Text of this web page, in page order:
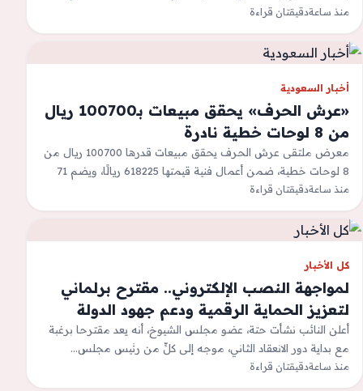
أراضي أملاك الدولة…
منذ ساعةدقيقتان قراءة
أخبار السعودية
«عرش الحرف» يحقق مبيعات بـ100700 ريال
من 8 لوحات خطية نادرة
معرض ملتقى عرش الحرف يحقق مبيعات قدرها 100700 ريال من
8 لوحات خطية، ضمن أعمال فنية قيمتها 618225 ريالًا، ويضم 71
لوحة…
منذ ساعةدقيقتان قراءة
كل الأخبار
لمواجهة النصب الإلكتروني.. مقترح برلماني
لتعزيز الحماية الرقمية ودعم جهود الدولة
أعلن النائب نشأت حتة، عضو مجلس الشيوخ، أنه يعد مقترحا برغبة
مع بداية دور الانعقاد الثاني، موجه إلى كلٍّ من رئيس مجلس…
منذ ساعةدقيقتان قراءة